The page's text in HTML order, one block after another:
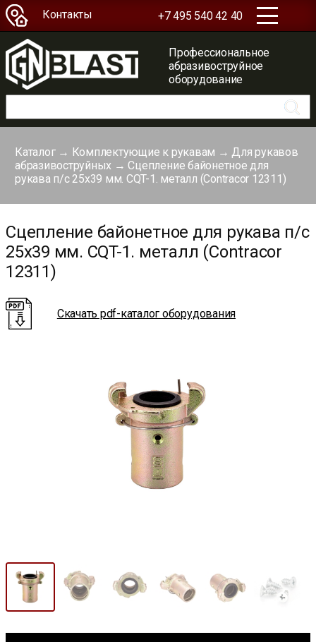
Контакты +7 495 540 42 40
Профессиональное
абразивоструйное
оборудование
Каталог→ Комплектующие к рукавам →Для рукавов
абразивоструйных →Сцепление байонетное для
рукава п/с 25х39 мм. CQT-1. металл (Contracor 12311)
Сцепление байонетное для рукава п/с
25х39 мм. CQT-1. металл (Contracor
12311)
Скачать pdf-каталог оборудования